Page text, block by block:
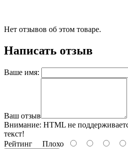
Нет отзывов об этом товаре.
Написать отзыв
Ваше имя:
Ваш отзыв
Внимание: HTML не
текст!
Рейтинг Плохо